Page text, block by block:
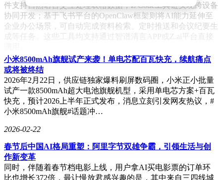
件支持自然语言交互处理表格数据；Z Code工具链实现跨设备
协同开发；基于飞书平台的OpenClaw框架则将AI能力延伸至
企业办公场景，可自动完成资料检索、定时推送和会议纪要生
成等任务。这些工具均支持通过智谱清言APP或Z.ai平台直接
在开源策略上，GLM-5采用MIT许可证在GitHub、Hugging
Face和ModelScope同步开放模型权重下载。商业服务方面，
GLM Coding Plan自即日起调整定价体系：取消新用户首单优
惠，保留季度/年度订阅折扣，套餐价格整体上调30%起，已
订阅用户维持原价不变。此次调整涉及代码生成、API调用和
私有化部署等全线服务。
小米8500mAh旗舰试产来袭！单电芯配百瓦快充，续航痛点
或将被终结
2026年2月22日，供应链独家爆料刷屏数码圈，小米正小批量
试产一款8500mAh超大电池旗舰机型，采用单电芯方案+百瓦
快充，预计2026上半年正式发布，消息立刻引发网友热议，#
小米8500mAh旗舰#话题冲…
2026-02-22
春节后中国AI格局重塑：阿里字节双雄争霸，引领生活与创
作新变革
同时，伴随着春节档电影上线，用户拿AI买电影票的订单环
比也增长372倍，最让慢放君感兴趣的是，其中来自三四线城